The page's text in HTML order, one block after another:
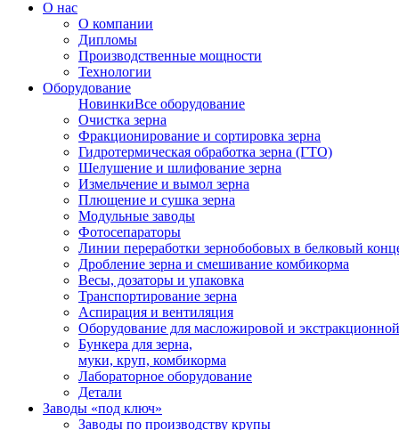
О нас
О компании
Дипломы
Производственные мощности
Технологии
Оборудование
НовинкиВсе оборудование
Очистка зерна
Фракционирование и сортировка зерна
Гидротермическая обработка зерна (ГТО)
Шелушение и шлифование зерна
Измельчение и вымол зерна
Плющение и сушка зерна
Модульные заводы
Фотосепараторы
Линии переработки зернобобовых в белковый
Дробление зерна и смешивание комбикорма
Весы, дозаторы и упаковка
Транспортирование зерна
Аспирация и вентиляция
Оборудование для масложировой и
Бункера для зерна,
муки, круп, комбикорма
Лабораторное оборудование
Детали
Заводы «под ключ»
Заводы по производству крупы